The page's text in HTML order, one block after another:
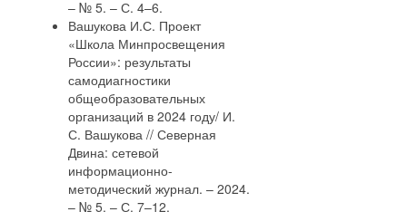
– № 5. – С. 4–6.
Вашукова И.С. Проект
«Школа Минпросвещения
России»: результаты
самодиагностики
общеобразовательных
организаций в 2024 году/ И.
С. Вашукова // Северная
Двина: сетевой
информационно-
методический журнал. – 2024.
– № 5. – С. 7–12.